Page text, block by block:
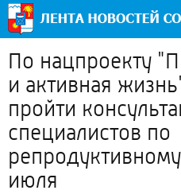
По нацпроекту
и активная
пройти
специалистов по
июля